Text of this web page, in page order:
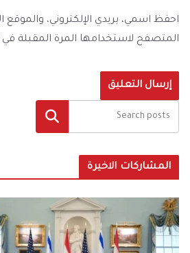
احفظ اسمي، بريدي الإلكتروني، والموقع
المتصفح لاستخدامها المرة المقبلة في
البحث
المشاركات الاخيرة